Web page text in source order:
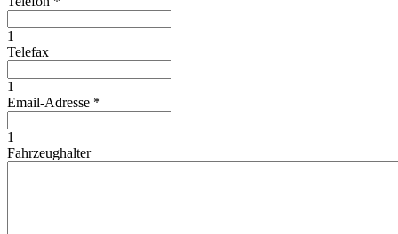
1
Telefax
1
Email-Adresse *
1
Fahrzeughalter